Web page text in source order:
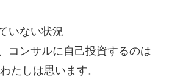
いない状況
コンサルに自己投資するのは
たしは思います。